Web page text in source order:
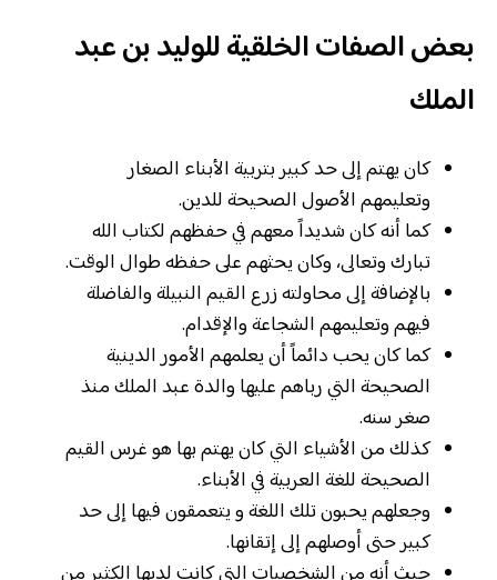
بعض الصفات الخلقية للوليد بن عبد
الملك
كان يهتم إلى حد كبير بتربية الأبناء الصغار
وتعليمهم الأصول الصحيحة للدين.
كما أنه كان شديداً معهم في حفظهم لكتاب الله
تبارك وتعالى، وكان يحثهم على حفظه طوال الوقت.
بالإضافة إلى محاولته زرع القيم النبيلة والفاضلة
فيهم وتعليمهم الشجاعة والإقدام.
كما كان يحب دائماً أن يعلمهم الأمور الدينية
الصحيحة التي رباهم عليها والدة عبد الملك منذ
صغر سنه.
كذلك من الأشياء التي كان يهتم بها هو غرس القيم
الصحيحة للغة العربية في الأبناء.
وجعلهم يحبون تلك اللغة و يتعمقون فيها إلى حد
كبير حتى أوصلهم إلى إتقانها.